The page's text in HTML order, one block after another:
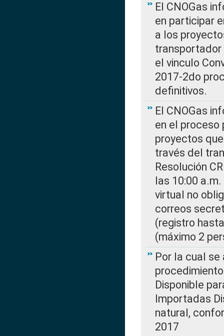
El CNOGas
en participar
a los
transportador
el vinculo
2017-2do
definitivos.
El CNOGas
en el proceso
proyectos
través del
Resolución
las 10:00
virtual no
correos
(registro
(máximo 2
Por la cual
Disponible
Importadas
natural,
2017